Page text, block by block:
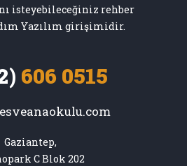
isteyebileceğiniz rehber
Yazılım girişimidir.
606 0515
Gaziantep,
C Blok 202